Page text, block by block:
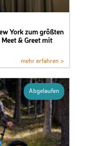
York zum größten
& Greet mit
mehr erfahren >
Abgelaufen